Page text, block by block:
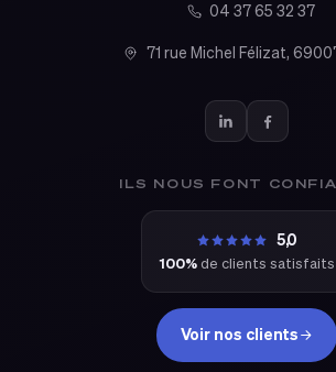
04 37 65 32 37
71 rue Michel Félizat,
ILS NOUS FONT
5,0
100% de clients satisfaits
Voir nos clients